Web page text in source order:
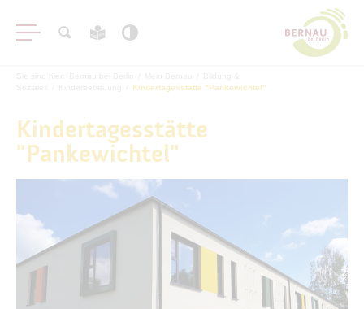
Stadtinformation
Bildung & Soziales
Kinderbetreuung
Kindertagesstätte "Pankewichtel"
Kindertagesstätte
"Pankewichtel"